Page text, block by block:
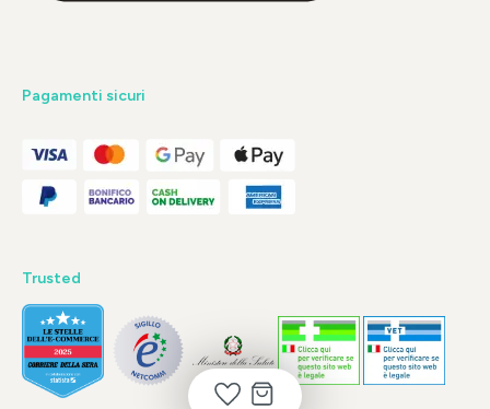
Pagamenti sicuri
Trusted